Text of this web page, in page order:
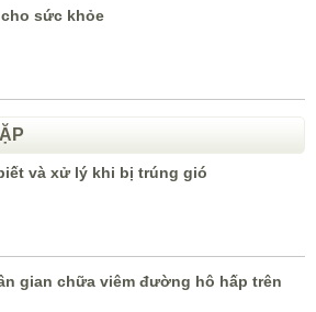
sức khỏe
và xử lý khi bị trúng gió
gian chữa viêm đường hô hấp trên